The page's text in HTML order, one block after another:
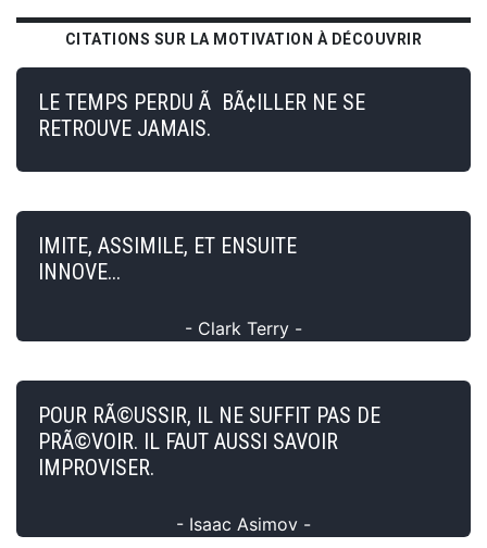
CITATIONS SUR LA MOTIVATION À DÉCOUVRIR
LE TEMPS PERDU Ã BÃ¢ILLER NE SE
RETROUVE JAMAIS.
IMITE, ASSIMILE, ET ENSUITE
INNOVE...
- Clark Terry -
POUR RÃ©USSIR, IL NE SUFFIT PAS DE
PRÃ©VOIR. IL FAUT AUSSI SAVOIR
IMPROVISER.
- Isaac Asimov -